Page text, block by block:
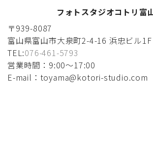
フォトスタジオコトリ富
〒939-8087
富山県富山市大泉町2-4-16 浜忠ビル1F
TEL:076-461-5793
営業時間：9:00〜17:00
E-mail：toyama@kotori-studio.com